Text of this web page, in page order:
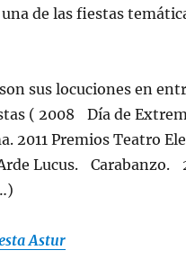
de las fiestas
sus locuciones en
( 2008 Día de
2011 Premios Teatro
Lucus. Carabanzo.
Astur